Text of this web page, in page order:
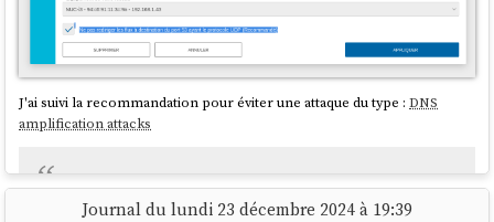
WiFi est soudée => impossible à faire évoluer. Il y'a déjà du
de cette puce est un vieux blob binaire à mon avis. Il n'y a rien ici en tout cas:
web.git.kernel.org/pub/scm/linux/kernel/git/torvalds/linux.git/tree/drivers/net/
investir dans un équipement de ce genre, j'en prendrai un qui fait aussi le
pas trop l'intérêt d'avoir un port Ethernet à 1Gb et l'autre ) 2,5Gb
cela fait presque dans les 120€
plutôt vers un truc dans ce genre (plus cher mais plus polyvalent):
item/1005004360072281.html
J'ai suivi la recommandation pour éviter une attaque du type :DNS
amplification attacks
DNS amplification attacksinvolves an attacker sending a
Journal du lundi 23 décembre 2024 à 19:39